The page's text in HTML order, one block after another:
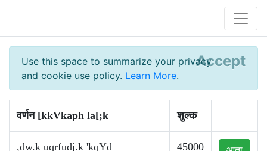
Use this space to summarize your privacy
and cookie use policy. Learn More.
Accept
वर्णन [kkVkaph la[;k शुल्क
,dw.k uqrfudj.k 'kqYd
45000